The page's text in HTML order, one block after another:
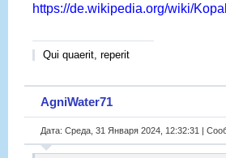
https://de.wikipedia.org/wiki/
Qui quaerit, reperit
AgniWater71
Дата: Среда, 31 Января 2024, 12:32:31 |